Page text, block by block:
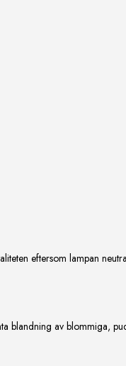
eftersom lampan
blandning av blommiga,